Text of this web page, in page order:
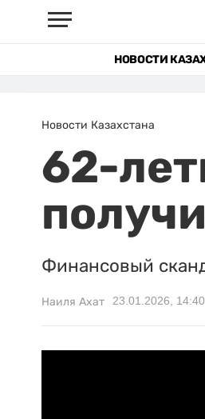
НОВОСТИ
Новости Казахстана
62-
Финансовый
Наиля Ахат 23.01.2026, 14:40